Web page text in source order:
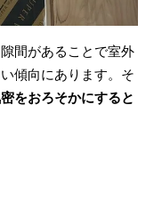
間があることで室外
傾向にあります。そ
をおろそかにすると